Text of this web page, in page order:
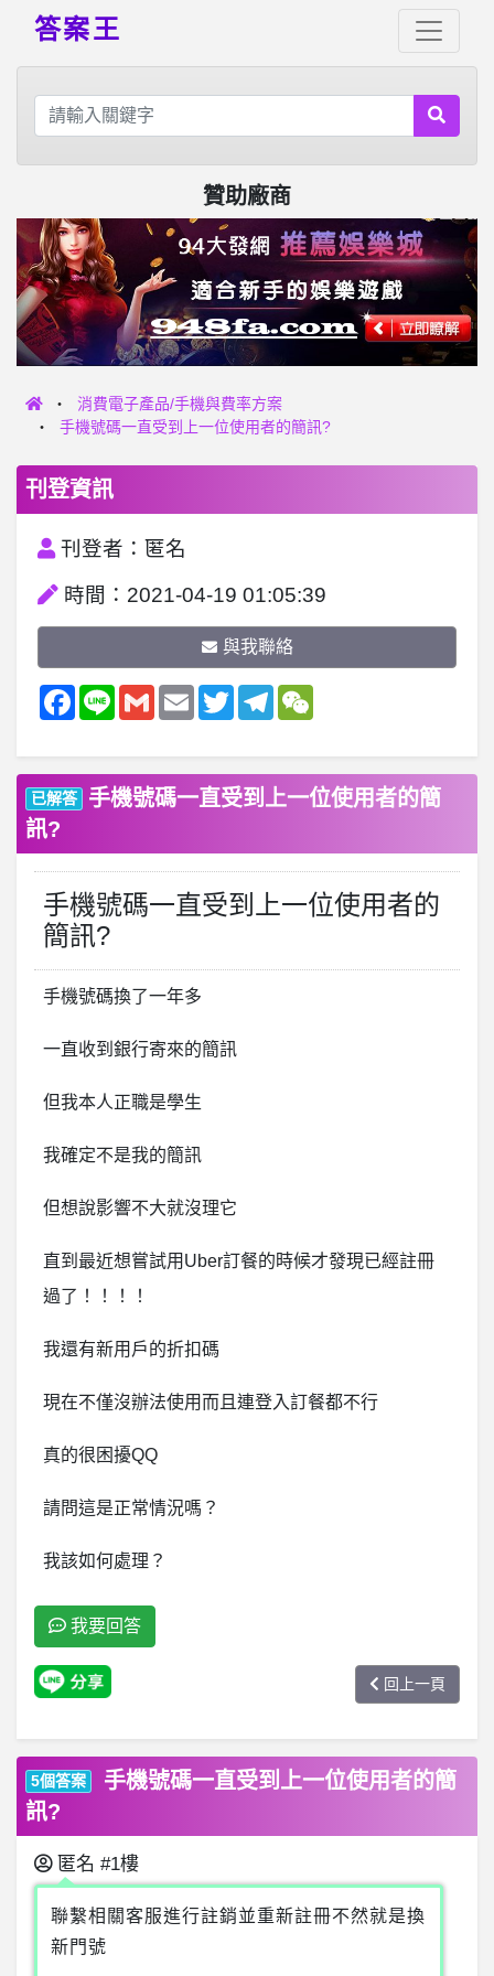
答案王
贊助廠商
消費電子產品/手機與費率方案
手機號碼一直受到上一位使用者的簡訊?
刊登資訊
刊登者：匿名
時間：2021-04-19 01:05:39
與我聯絡
Facebook
Line GmailEmail TwitterTelegramWeChat
已解答
手機號碼一直受到上一位使用者的簡
訊?
手機號碼一直受到上一位使用者的
簡訊?
手機號碼換了一年多
一直收到銀行寄來的簡訊
但我本人正職是學生
我確定不是我的簡訊
但想說影響不大就沒理它
直到最近想嘗試用Uber訂餐的時候才發現已經註冊
過了！！！！
我還有新用戶的折扣碼
現在不僅沒辦法使用而且連登入訂餐都不行
真的很困擾QQ
請問這是正常情況嗎？
我該如何處理？
我要回答
回上一頁
5個答案
手機號碼一直受到上一位使用者的簡
訊?
匿名 #1樓
聯繫相關客服進行註銷並重新註冊不然就是換
新門號